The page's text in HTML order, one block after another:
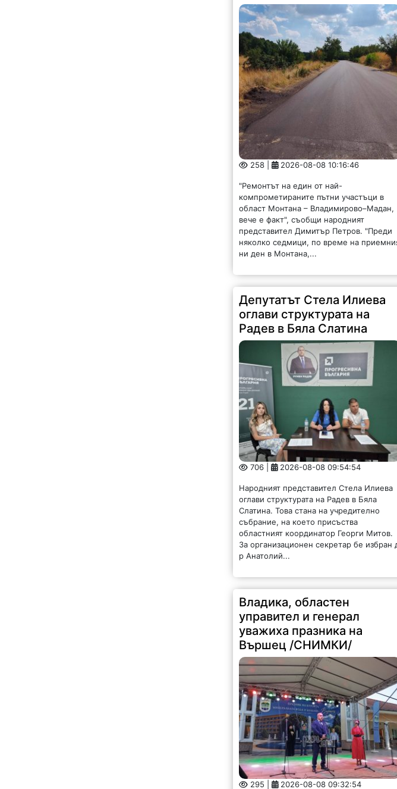
258 | 2026-08-08 10:16:46
"Ремонтът на един от най-
компрометираните пътни участъци в
област Монтана – Владимирово–Мадан,
вече е факт", съобщи народният
представител Димитър Петров. "Преди
няколко седмици, по време на
ни ден в Монтана,...
Депутатът Стела Илиева
оглави структурата на
Радев в Бяла Слатина
706 | 2026-08-08 09:54:54
Народният представител Стела Илиева
оглави структурата на Радев в Бяла
Слатина. Това стана на учредително
събрание, на което присъства
областният координатор Георги Митов.
За организационен секретар бе избран
р Анатолий...
Владика, областен
управител и генерал
уважиха празника на
Вършец /СНИМКИ/
295 | 2026-08-08 09:32:54